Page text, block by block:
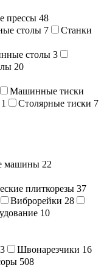
прессы 48
столы 7
Станки
столы 3
20
Машинные тиски
1 Столярные тиски 7
машины 22
плиткорезы 37
Виброрейки 28
10
3 Швонарезчики 16
508